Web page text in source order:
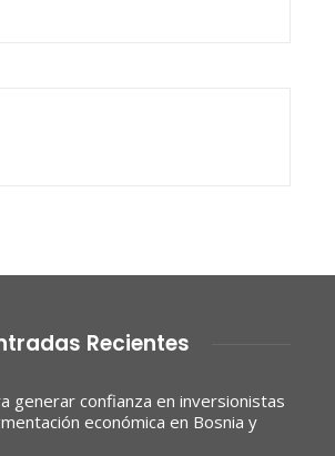
Recientes
generar confianza en inversionistas
económica en Bosnia y